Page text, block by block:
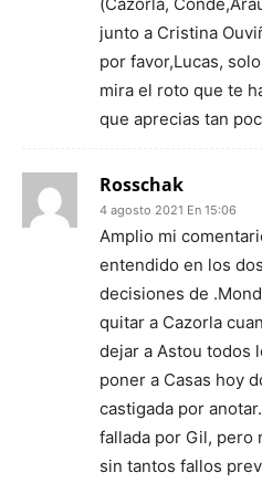
junto a Cristina
por favor,Lucas,
mira el roto que te
que aprecias tan
Rosschak
4 agosto 2021 En 15:06
Amplio mi
entendido en los
decisiones de
quitar a Cazorla
dejar a Astou todos
poner a Casas hoy
castigada por
fallada por Gil, pero
sin tantos fallos